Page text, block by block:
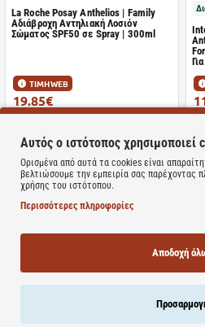
La Roche Posay Anthelios | Family
Αδιάβροχη Αντηλιακή Λοσιόν
Σώματος SPF50 σε Spray | 300ml
ΤΙΜΗ WEB
19.85€
Καλάθι
Intermed | Luxurious Sun Care
Antioxidant Sunscreen Invisible Spray
For Face & Body SPF50 | Αντηλιακό
Αυτός ο ιστότοπος χρησιμοποιεί
Ορισμένα από αυτά τα cookies είναι
βελτιώσουμε την εμπειρία σας παρέχοντας
χρήσης του ιστότοπου.
Περισσότερες πληροφορίες
Αποδοχή